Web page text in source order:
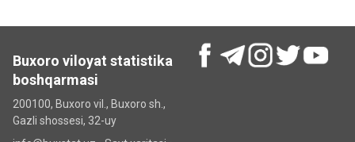
Buxoro viloyat statistika
boshqarmasi
200100, Buxoro vil., Buxoro sh.,
Gazli shossesi, 32-uy